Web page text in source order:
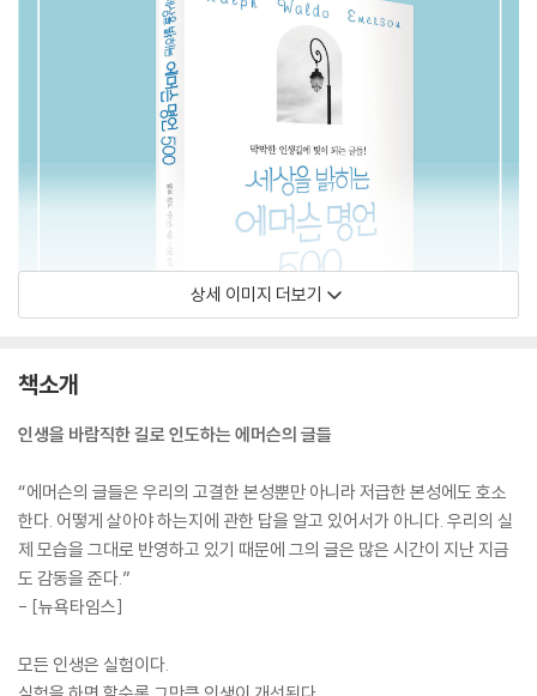
상세 이미지 더보기
책소개
인생을 바람직한 길로 인도하는 에머슨의 글들
“에머슨의 글들은 우리의 고결한 본성뿐만 아니라 저급한 본성에도 호소
한다. 어떻게 살아야 하는지에 관한 답을 알고 있어서가 아니다. 우리의 실
제 모습을 그대로 반영하고 있기 때문에 그의 글은 많은 시간이 지난 지금
도 감동을 준다.”
- [뉴욕타임스]
모든 인생은 실험이다.